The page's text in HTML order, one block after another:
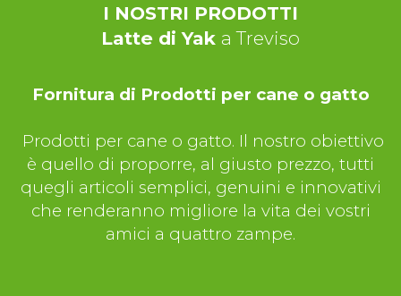
I NOSTRI PRODOTTI
Latte di Yak a Treviso
Fornitura di Prodotti per cane o gatto
Prodotti per cane o gatto. Il nostro obiettivo
è quello di proporre, al giusto prezzo, tutti
quegli articoli semplici, genuini e innovativi
che renderanno migliore la vita dei vostri
amici a quattro zampe.